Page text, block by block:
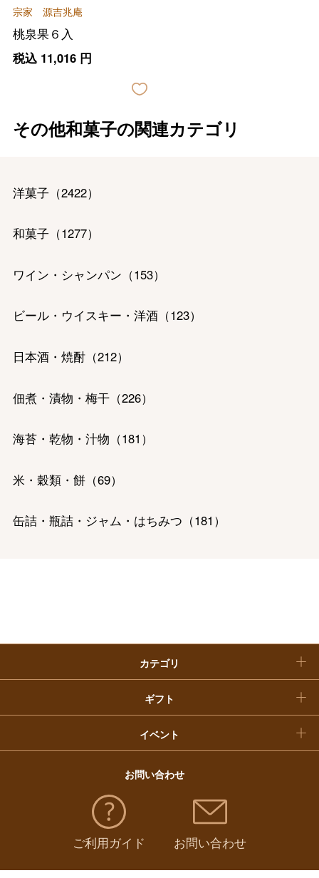
宗家 源吉兆庵
桃泉果６入
税込 11,016円
その他和菓子の関連カテゴリ
洋菓子 （2422）
和菓子 （1277）
ワイン・シャンパン （153）
ビール・ウイスキー・洋酒（123）
日本酒・焼酎（212）
佃煮・漬物・梅干（226）
海苔・乾物・汁物 （181 ）
米・穀類・餅（69）
缶詰・瓶詰・ジャム・はちみつ （181 ）
惣菜・弁当・鍋（821）
コーヒー・紅茶・日本茶・ドリンク（401）
チーズ・乳製品・冷凍食品 （ 124
フルーツ・野菜（135
麺類・レトルト食品（ 211
カテゴリ
ビューティー
ファッション
ホーム＆インテリア
ベビー＆キッズ
ギフト
大丸・松坂屋のギフト
出産内祝い
お香典返し
イベント
敬老の日
福袋
お問い合わせ
ご利用ガイド お問い合わせ